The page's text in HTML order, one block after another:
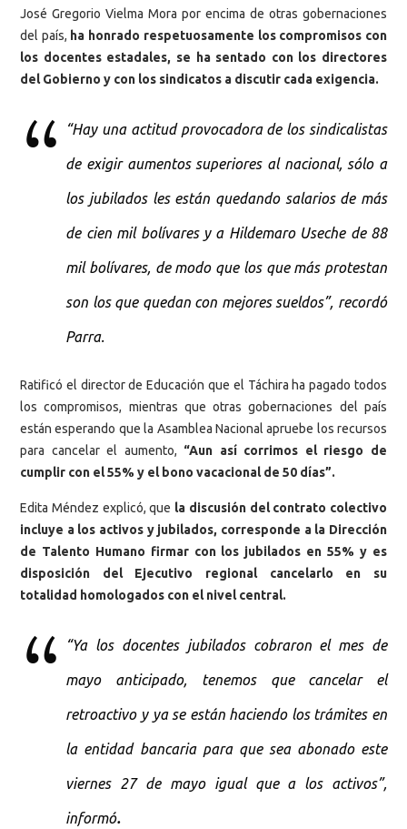
José Gregorio Vielma Mora por encima de otras gobernaciones
del país, ha honrado respetuosamente los compromisos con
los docentes estadales, se ha sentado con los directores
del Gobierno y con los sindicatos a discutir cada exigencia.
“Hay una actitud provocadora de los sindicalistas
de exigir aumentos superiores al nacional, sólo a
los jubilados les están quedando salarios de más
de cien mil bolívares y a Hildemaro Useche de 88
mil bolívares, de modo que los que más protestan
son los que quedan con mejores sueldos”, recordó
Parra.
Ratificó el director de Educación que el Táchira ha pagado todos
los compromisos, mientras que otras gobernaciones del país
están esperando que la Asamblea Nacional apruebe los recursos
para cancelar el aumento, “Aun así corrimos el riesgo de
cumplir con el 55% y el bono vacacional de 50 días”.
Edita Méndez explicó, que la discusión del contrato colectivo
incluye a los activos y jubilados, corresponde a la Dirección
de Talento Humano firmar con los jubilados en 55% y es
disposición del Ejecutivo regional cancelarlo en su
totalidad homologados con el nivel central.
“Ya los docentes jubilados cobraron el mes de
mayo anticipado, tenemos que cancelar el
retroactivo y ya se están haciendo los trámites en
la entidad bancaria para que sea abonado este
viernes 27 de mayo igual que a los activos”,
informó.